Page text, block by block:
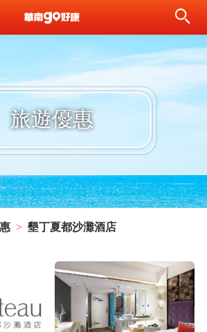
旅遊優惠
墾丁夏都沙灘酒店